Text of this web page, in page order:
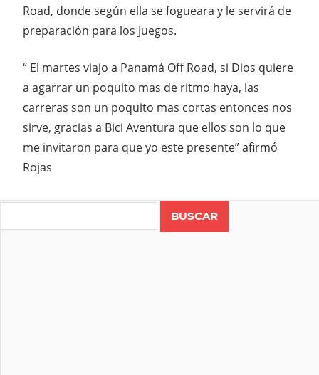
Road, donde según ella se fogueara y le servirá de
preparación para los Juegos.
“ El martes viajo a Panamá Off Road, si Dios quiere
a agarrar un poquito mas de ritmo haya, las
carreras son un poquito mas cortas entonces nos
sirve, gracias a Bici Aventura que ellos son lo que
me invitaron para que yo este presente” afirmó
Rojas